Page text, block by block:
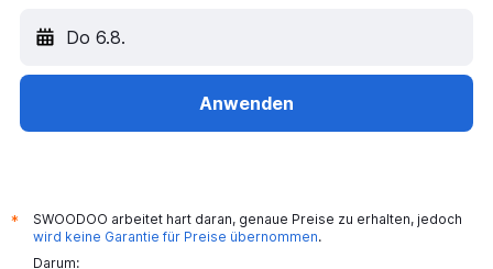
Do 6.8.
Anwenden
*
SWOODOO arbeitet hart daran, genaue Preise zu erhalten, jedoch
wird keine Garantie für Preise übernommen.
Darum: